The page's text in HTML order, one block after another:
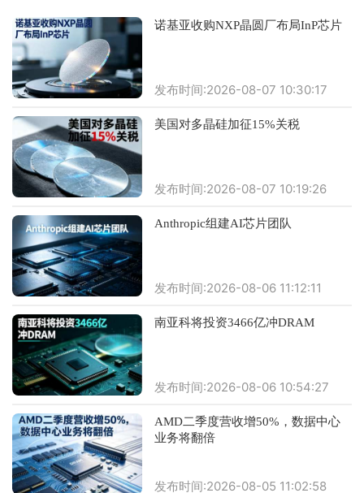
诺基亚收购NXP晶圆厂布局InP芯片
发布时间:2026-08-07 10:30:17
美国对多晶硅加征15%关税
发布时间:2026-08-07 10:19:26
Anthropic组建AI芯片团队
发布时间:2026-08-06 11:12:11
南亚科将投资3466亿冲DRAM
发布时间:2026-08-06 10:54:27
AMD二季度营收增50%，数据中心
业务将翻倍
发布时间:2026-08-05 11:02:58